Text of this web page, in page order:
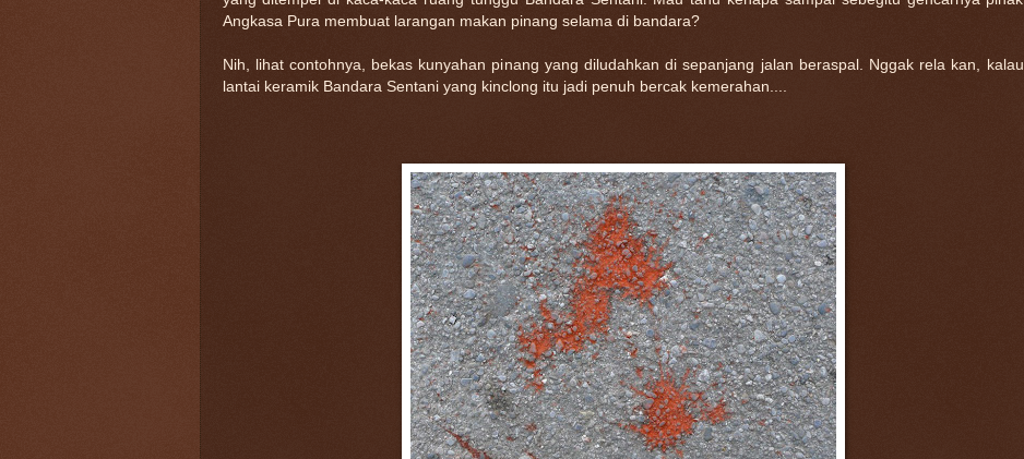
Angkasa Pura membuat larangan makan pinang selama di bandara?
Nih, lihat contohnya, bekas kunyahan pinang yang diludahkan di sepanjang jalan beraspal. Nggak rela kan, kalau
lantai keramik Bandara Sentani yang kinclong itu jadi penuh bercak kemerahan....